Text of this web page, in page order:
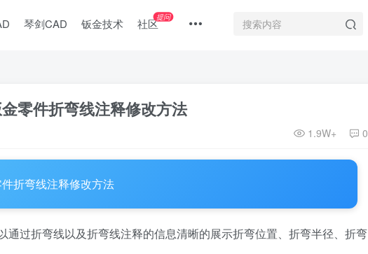
琴剑CAD 钣金技术 社区提问
零件折弯线注释修改方法
1.9W+ 0
折弯线注释修改方法
通过折弯线以及折弯线注释的信息清晰的展示折弯位置、折弯半径、折弯